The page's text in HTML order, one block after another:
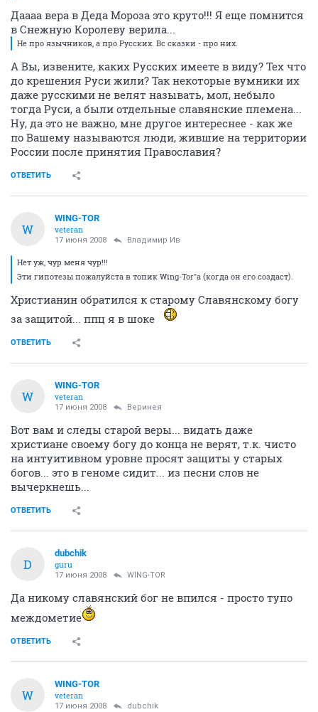
Даааа вера в Деда Мороза это круто!!! Я еще помнится
в Снежную Королеву верила...
Не про язычников, а про Русских. Вс сказки - про них.
А Вы, извените, каких Русских имеете в виду? Тех что
до крешения Руси жили? Так некоторые вумники их
даже русскими не велят называть, мол, небыло
тогда Руси, а были отдельные славянские племена...
Ну, да это не важно, мне другое интереснее - как же
по Вашему называются люди, жившие на территории
России после принятия Православия?
ОТВЕТИТЬ
W
WING-TOR
veteran
17 июня 2008 Владимир Ив
Нет уж, чур меня чур!!!
Эти гипотезы пожалуйста в топик Wing-Tor"а (когда он его создаст).
Христианин обратился к старому Славянскому богу
за защитой... ппц я в шоке
ОТВЕТИТЬ
W
WING-TOR
veteran
17 июня 2008 Веринея
Вот вам и следы старой веры... видать даже
христиане своему богу до конца не верят, т.к. чисто
на интуитивном уровне просят защиты у старых
богов... это в геноме сидит... из песни слов не
вычеркнешь...
ОТВЕТИТЬ
D
dubchik
guru
17 июня 2008 WING-TOR
Да никому славянский бог не впился - просто тупо
междометие
ОТВЕТИТЬ
W
WING-TOR
veteran
17 июня 2008 dubchik